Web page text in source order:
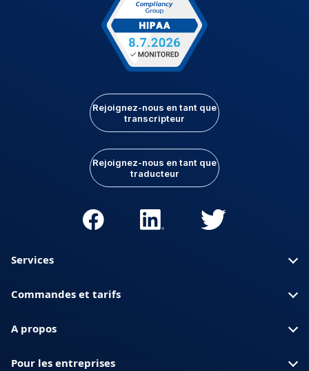
Rejoignez-nous en tant que
transcripteur
Rejoignez-nous en tant que
traducteur
Services
Commandes et tarifs
A propos
Pour les entreprises